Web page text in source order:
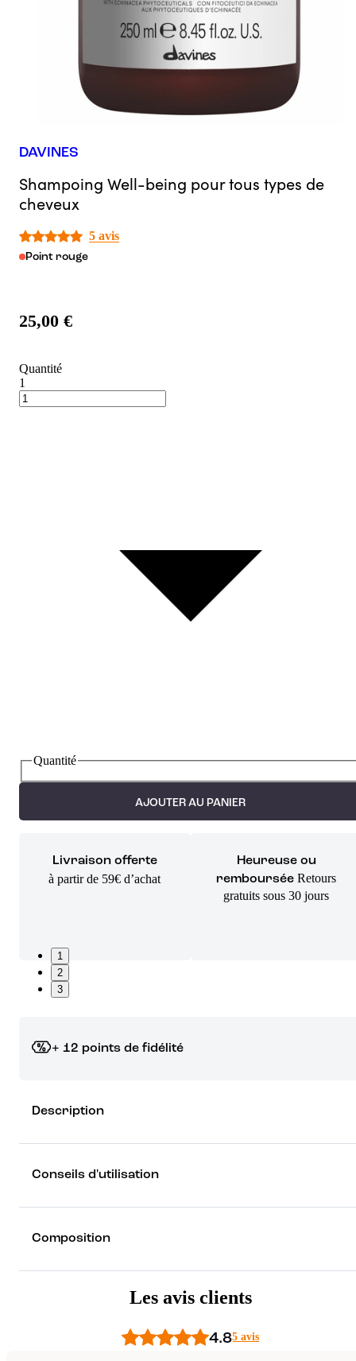
DAVINES
Shampoing Well-being pour tous types de
cheveux
5 avis
Point rouge
25,00 €
Quantité
1
Quantité
AJOUTER AU PANIER
Livraison offerte
à partir de 59€ d’achat
Heureuse ou
remboursée Retours
gratuits sous 30 jours
1
2
3
+ 12 points de fidélité
rêver !
Découvrez les récompenses
Description
Conseils d'utilisation
Composition
Les avis clients
4.85 avis